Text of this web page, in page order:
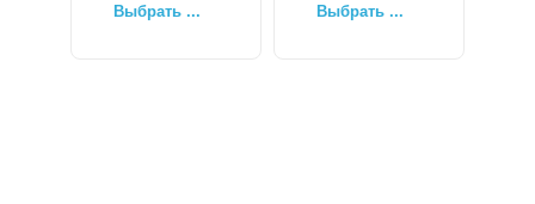
Выбрать ... Выбрать ...